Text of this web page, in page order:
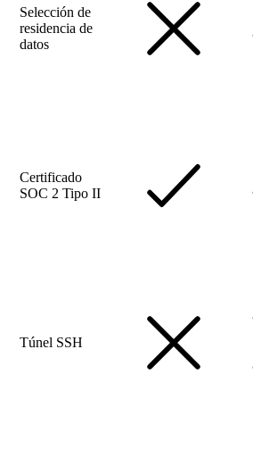
Selección de
residencia de
datos
Certificado
SOC 2 Tipo II
Túnel SSH